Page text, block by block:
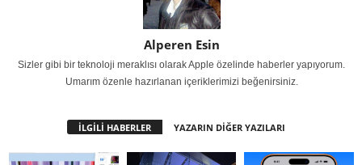
Alperen Esin
Sizler gibi bir teknoloji meraklısı olarak Apple özelinde haberler yapıyorum.
Umarım özenle hazırlanan içeriklerimizi beğenirsiniz.
İLGİLİ HABERLER YAZARIN DİĞER YAZILARI